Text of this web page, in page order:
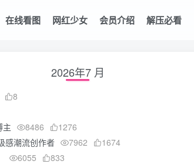
在线看图 网红少女 会员介绍 解压必看
2026年7 月
8
主 8486
1276
感潮流创作者 7962
1674
6055
833